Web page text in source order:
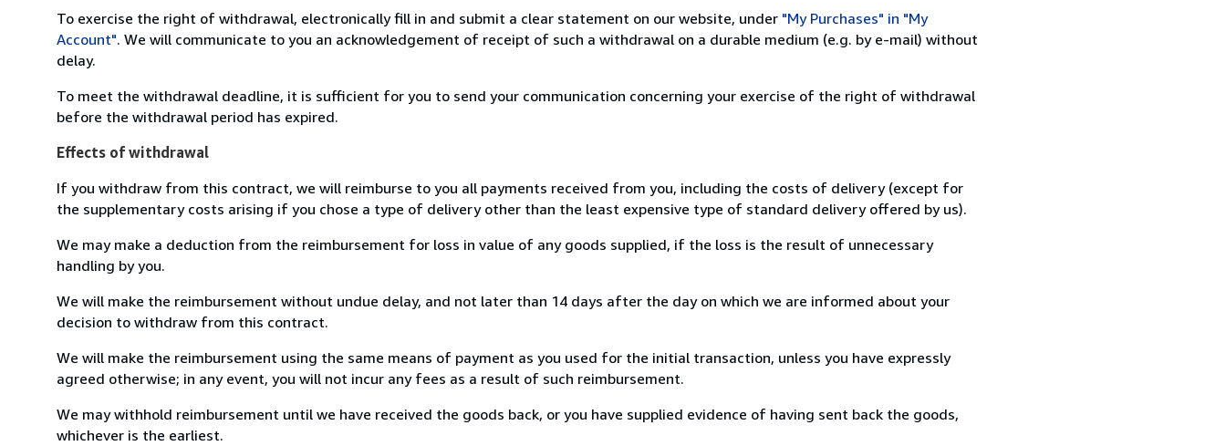
To exercise the right of withdrawal, electronically fill in and submit a clear statement on our website, under "My Purchases" in "My
Account". We will communicate to you an acknowledgement of receipt of such a withdrawal on a durable medium (e.g. by e-mail) without
delay.
To meet the withdrawal deadline, it is sufficient for you to send your communication concerning your exercise of the right of withdrawal
before the withdrawal period has expired.
Effects of withdrawal
If you withdraw from this contract, we will reimburse to you all payments received from you, including the costs of delivery (except for
the supplementary costs arising if you chose a type of delivery other than the least expensive type of standard delivery offered by us).
We may make a deduction from the reimbursement for loss in value of any goods supplied, if the loss is the result of unnecessary
handling by you.
We will make the reimbursement without undue delay, and not later than 14 days after the day on which we are informed about your
decision to withdraw from this contract.
We will make the reimbursement using the same means of payment as you used for the initial transaction, unless you have expressly
agreed otherwise; in any event, you will not incur any fees as a result of such reimbursement.
We may withhold reimbursement until we have received the goods back, or you have supplied evidence of having sent back the goods,
whichever is the earliest.